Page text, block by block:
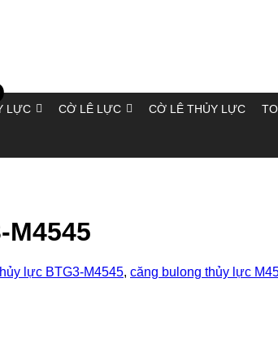
LỰC CỜ LÊ LỰC CỜ LÊ THỦY LỰC
lực BTG3-M4545, căng bulong thủy lực